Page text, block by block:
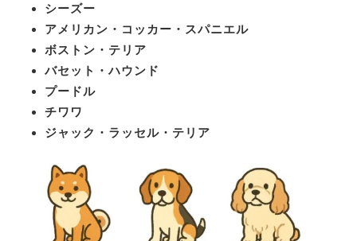
シーズー
アメリカン・コッカー・スパニエル
ボストン・テリア
バセット・ハウンド
プードル
チワワ
ジャック・ラッセル・テリア